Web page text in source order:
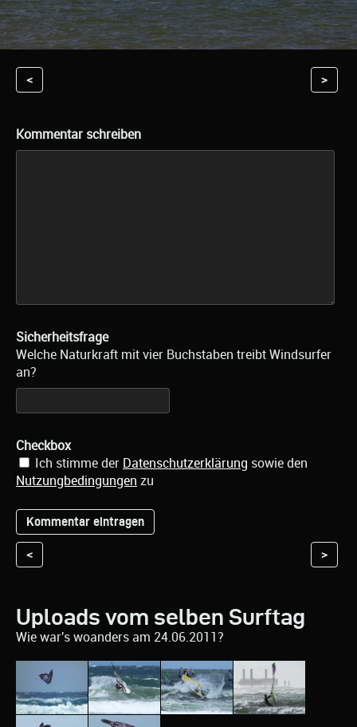
< >
Kommentar schreiben
Sicherheitsfrage
Welche Naturkraft mit vier Buchstaben treibt Windsurfer
an?
Checkbox
Ich stimme der Datenschutzerklärung sowie den
Nutzungbedingungen zu
< >
Uploads vom selben Surftag
Wie war's woanders am 24.06.2011?